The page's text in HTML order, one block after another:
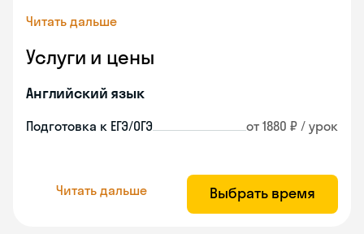
Читать дальше
Услуги и цены
Английский язык
Подготовка к ЕГЭ/ОГЭ от 1880 ₽ / урок
Читать дальше Выбрать время